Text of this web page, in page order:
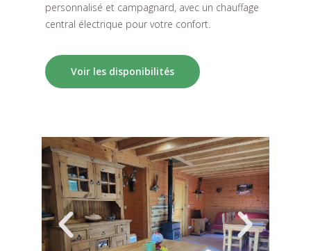
personnalisé et campagnard, avec un chauffage
central électrique pour votre confort.
Voir les disponibilités